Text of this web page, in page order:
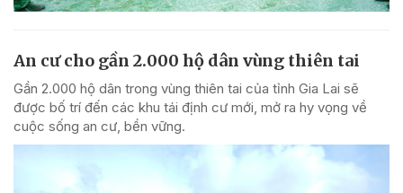
An cư cho gần 2.000 hộ dân vùng thiên tai
Gần 2.000 hộ dân trong vùng thiên tai của tỉnh Gia Lai sẽ
được bố trí đến các khu tái định cư mới, mở ra hy vọng về
cuộc sống an cư, bền vững.